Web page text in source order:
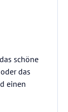
schöne
das
einen